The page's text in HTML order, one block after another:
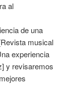
al
de una
musical
experiencia
y revisaremos